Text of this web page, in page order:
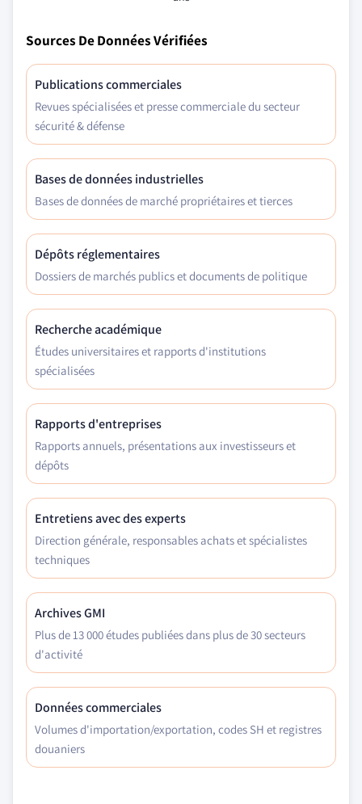
Sources De Données Vérifiées
Publications commerciales
Revues spécialisées et presse commerciale du secteur
sécurité & défense
Bases de données industrielles
Bases de données de marché propriétaires et tierces
Dépôts réglementaires
Dossiers de marchés publics et documents de politique
Recherche académique
Études universitaires et rapports d'institutions
spécialisées
Rapports d'entreprises
Rapports annuels, présentations aux investisseurs et
dépôts
Entretiens avec des experts
Direction générale, responsables achats et spécialistes
techniques
Archives GMI
Plus de 13 000 études publiées dans plus de 30 secteurs
d'activité
Données commerciales
Volumes d'importation/exportation, codes SH et registres
douaniers